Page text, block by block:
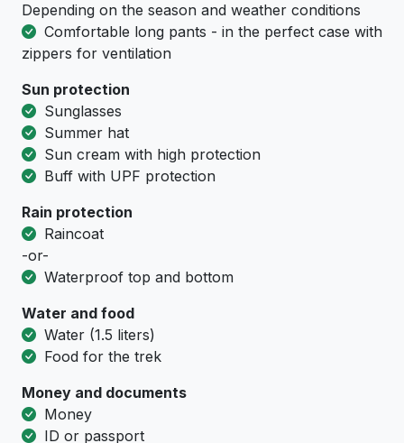
Depending on the season and weather conditions
Comfortable long pants - in the perfect case with
zippers for ventilation
Sun protection
Sunglasses
Summer hat
Sun cream with high protection
Buff with UPF protection
Rain protection
Raincoat
-or-
Waterproof top and bottom
Water and food
Water (1.5 liters)
Food for the trek
Money and documents
Money
ID or passport